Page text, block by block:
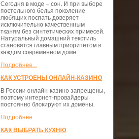
Сегодня в моде – сон. И при выборе
постельного белья поколение
любящих поспать доверяет
исключительно качественным
тканям без синтетических примесей.
Натуральный домашний текстиль
становятся главным приоритетом в
каждом современном доме.
Подробнее...
КАК УСТРОЕНЫ ОНЛАЙН-КАЗИНО
В России онлайн-казино запрещены,
поэтому интернет-провайдеры
постоянно блокируют их домены.
Подробнее...
КАК ВЫБРАТЬ КУХНЮ